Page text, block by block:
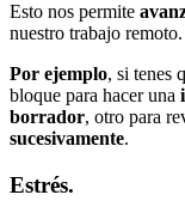
Esto nos permite
nuestro trabajo remoto.
Por ejemplo, si tenes
bloque para hacer una
borrador, otro para
sucesivamente.
Estrés.